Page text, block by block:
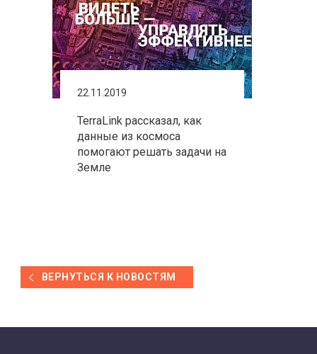
22.11.2019
TerraLink рассказал, как
данные из космоса
помогают решать задачи на
Земле
ВЕРНУТЬСЯ К НОВОСТЯМ